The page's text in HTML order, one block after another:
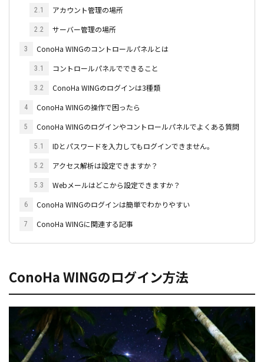
2.1 アカウント管理の場所
2.2 サーバー管理の場所
3 ConoHa WINGのコントロールパネルとは
3.1 コントロールパネルでできること
3.2 ConoHa WINGのログインは3種類
4 ConoHa WINGの操作で困ったら
5 ConoHa WINGのログインやコントロールパネルでよくある質問
5.1 IDとパスワードを入力してもログインできません。
5.2 アクセス解析は設定できますか？
5.3 Webメールはどこから設定できますか？
6 ConoHa WINGのログインは簡単でわかりやすい
7 ConoHa WINGに関連する記事
ConoHa WINGのログイン方法